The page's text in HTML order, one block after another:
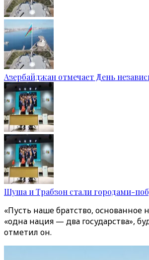
Азербайджан отмечает День
Шуша и Трабзон стали городами-
«Пусть наше братство, основанное
«одна нация — два государства»,
отметил он.